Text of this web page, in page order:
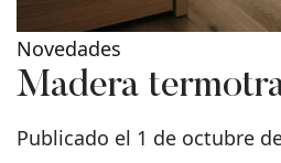
Novedades
Madera
Publicado el 1 de octubre